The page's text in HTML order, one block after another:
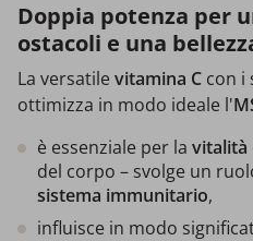
Doppia potenza per
ostacoli e una
La versatile vitamina C con i
ottimizza in modo ideale l'
è essenziale per la vitalità
del corpo – svolge un
sistema immunitario,
influisce in modo